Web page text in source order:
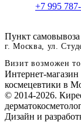
+7 995
Пункт
г. Москва, ул.
Визит возможен
Интернет-
космецевтики в
© 2014-2026.
Дизайн и